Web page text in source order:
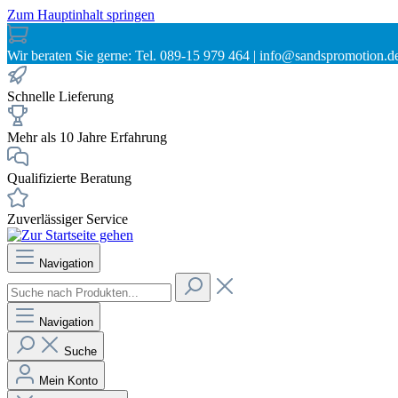
Zum Hauptinhalt springen
Wir beraten Sie gerne: Tel. 089-15 979 464 |
Schnelle Lieferung
Mehr als 10 Jahre Erfahrung
Qualifizierte Beratung
Zuverlässiger Service
Navigation
Navigation
Suche
Mein Konto